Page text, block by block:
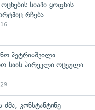
სიაში ყოფნის
რჩება
პეტრიაშვილი —
სიის პირველი ოცეული
კონსტანტინე